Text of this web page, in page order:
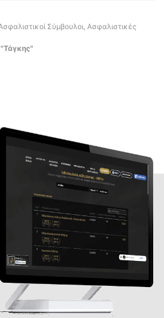
Σύμβουλοι, Ασφαλιστικές